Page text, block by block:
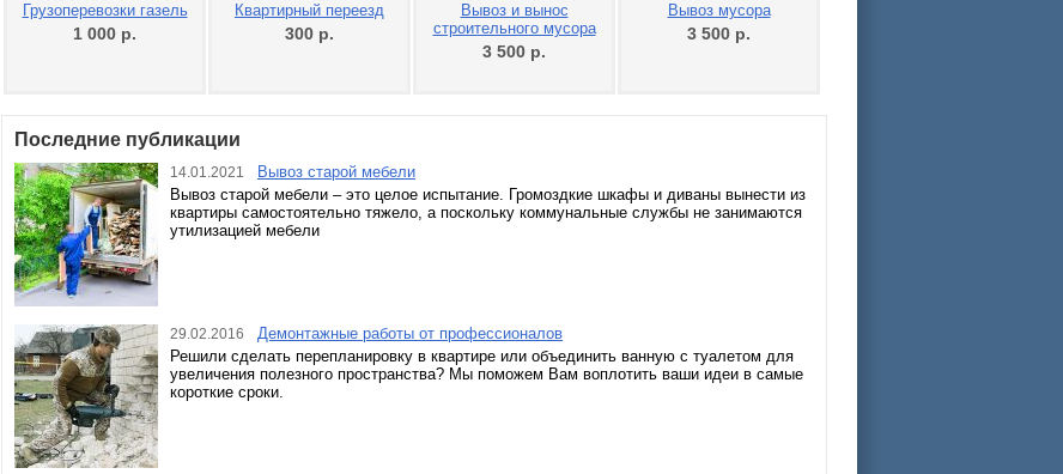
Грузоперевозки газель
1 000 р.
Квартирный переезд
300 р.
Вывоз и вынос
строительного мусора
3 500 р.
Вывоз мусора
3 500 р.
Последние публикации
14.01.2021
Вывоз старой мебели
Вывоз старой мебели – это целое испытание. Громоздкие шкафы и диваны вынести из
квартиры самостоятельно тяжело, а поскольку коммунальные службы не занимаются
утилизацией мебели
29.02.2016
Демонтажные работы от профессионалов
Решили сделать перепланировку в квартире или объединить ванную с туалетом для
увеличения полезного пространства? Мы поможем Вам воплотить ваши идеи в самые
короткие сроки.